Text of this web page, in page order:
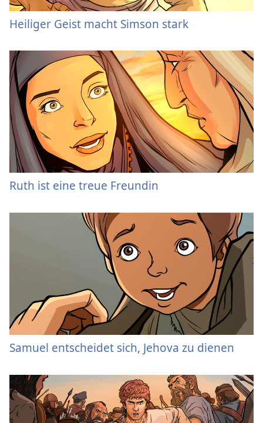
Heiliger Geist macht Simson stark
Ruth ist eine treue Freundin
Samuel entscheidet sich, Jehova zu dienen